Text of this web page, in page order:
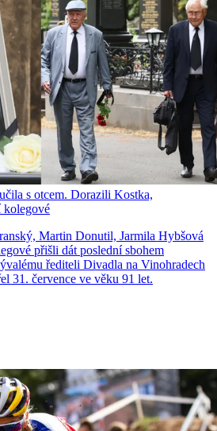
s otcem. Dorazili Kostka,
kolegové
Martin Donutil, Jarmila Hybšová
přišli dát poslední sbohem
řediteli Divadla na Vinohradech
31. července ve věku 91 let.